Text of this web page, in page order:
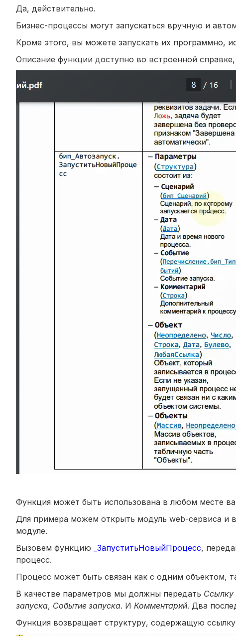
Да, действительно.
Бизнес-процессы могут запускаться вручную и
Кроме этого, вы можете запускать их программно,
Описание функции доступно во встроенной
Функция может быть использована в любом месте
Для примера можем открыть модуль web-сервиса и
модуле.
Вызовем функцию
_ЗапуститьНовыйПроцесс,
процесс.
Процесс может быть связан как с одним объектом,
В качестве параметров мы должны передать Ссылку
запуска, Событие запуска. И Комментарий. Два
Функция возвращает структуру, содержащую